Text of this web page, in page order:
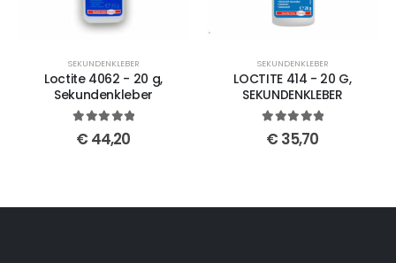
SEKUNDENKLEBER
Loctite 4062 - 20 g,
Sekundenkleber
out of 5
€ 44,20
SEKUNDENKLEBER
LOCTITE 414 - 20 G,
SEKUNDENKLEBER
out of 5
€ 35,70